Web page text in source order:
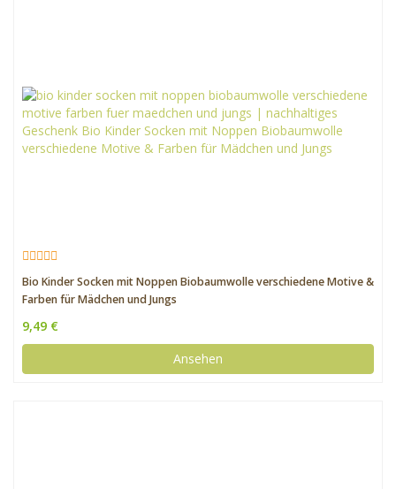
Bio Kinder Socken mit Noppen Biobaumwolle verschiedene Motive &
Farben für Mädchen und Jungs
9,49 €
Ansehen